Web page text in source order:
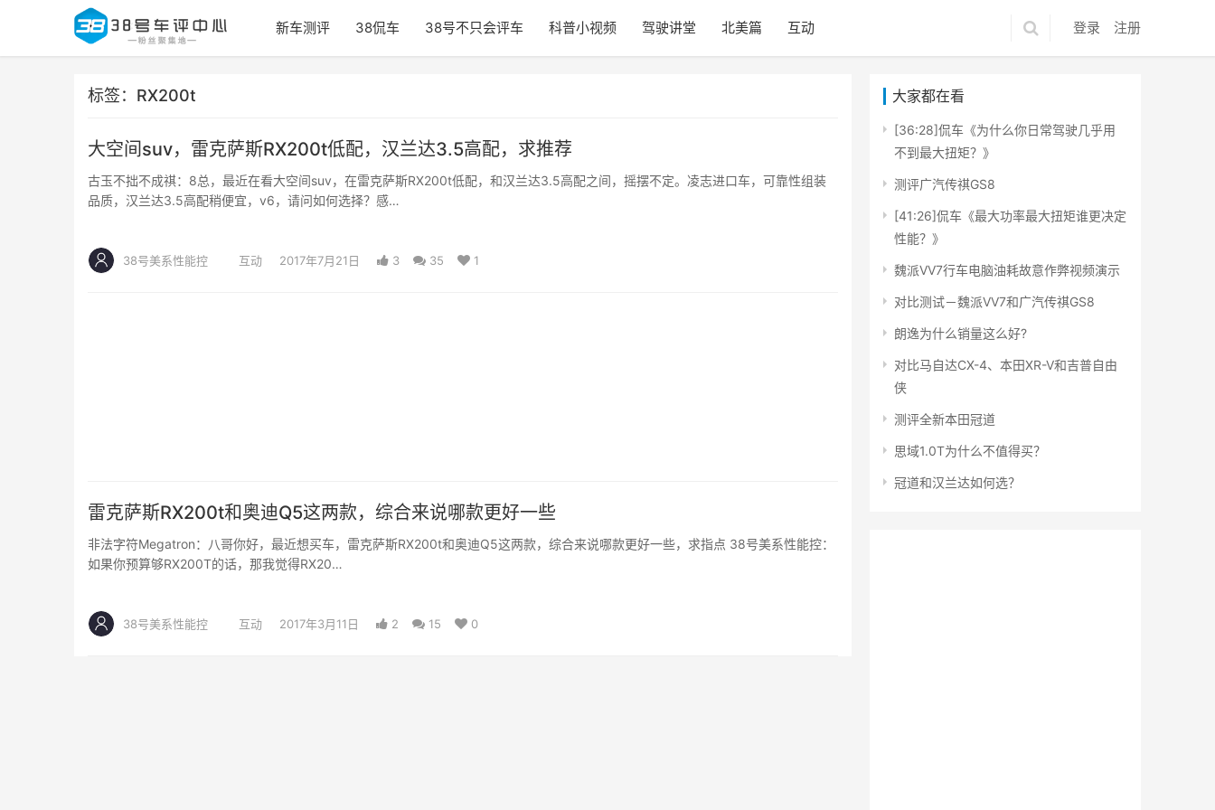
新车测评 38侃车 38号不只会评车 科普小视频 驾驶讲堂 北美篇 互动 登录 注册
标签：RX200t
大空间suv，雷克萨斯RX200t低配，汉兰达3.5高配，求推荐
古玉不拙不成祺：8总，最近在看大空间suv，在雷克萨斯RX200t低配，和汉兰达3.5高配之间，摇摆不定。凌志进口车，可靠性组装
品质，汉兰达3.5高配稍便宜，v6，请问如何选择？感…
38号美系性能控 互动 2017年7月21日 3 35 1
雷克萨斯RX200t和奥迪Q5这两款，综合来说哪款更好一些
非法字符Megatron：八哥你好，最近想买车，雷克萨斯RX200t和奥迪Q5这两款，综合来说哪款更好一些，求指点 38号美系性能控：
如果你预算够RX200T的话，那我觉得RX20…
38号美系性能控 互动 2017年3月11日 2 15 0
大家都在看
[36:28]侃车《为什么你日常驾驶几乎用
不到最大扭矩？》
测评广汽传祺GS8
[41:26]侃车《最大功率最大扭矩谁更决定
性能？》
魏派VV7行车电脑油耗故意作弊视频演示
对比测试－魏派VV7和广汽传祺GS8
朗逸为什么销量这么好?
对比马自达CX-4、本田XR-V和吉普自由
侠
测评全新本田冠道
思域1.0T为什么不值得买？
冠道和汉兰达如何选？